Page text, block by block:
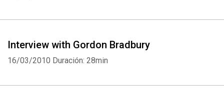
Interview with Gordon Bradbury
16/03/2010 Duración: 28min